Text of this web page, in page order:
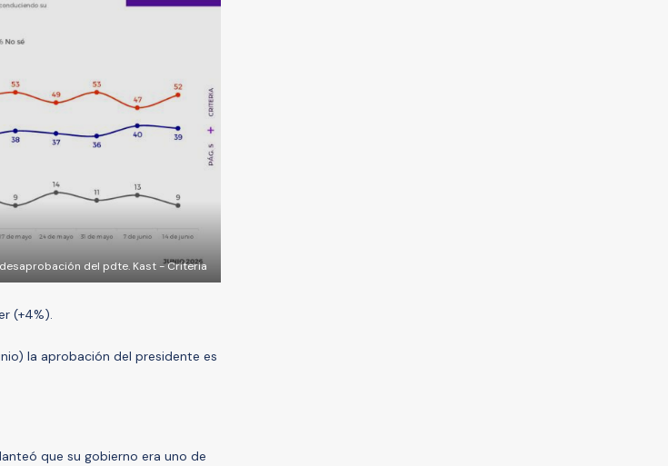
del pdte. Kast - Criteria
(+4%).
la aprobación del presidente es
que su gobierno era uno de